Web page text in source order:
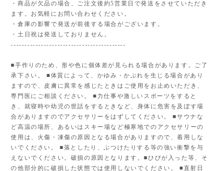
・商品が欠品の場合、ご注文後約5営業日で発送をさせていただき
ます。お気軽にお問い合わせください。
・倉庫の影響で発送が前後する場合がございます。
・土日祝は発送しておりません。
------------------------------------------
■手作りのため、形や色に個体差が見られる場合があります。ご了
承下さい。 ■体質によって、かゆみ・かぶれを生じる場合があり
ますので、皮膚に異常を感じたときはご使用をお止めいただき、
専門医にご相談ください。 ■力仕事や激しいスポーツをすると
き、就寝時や幼児の世話をするときなど、身体に危害を及ぼす場
合がありますのでアクセサリーをはずしてください。 ■サウナな
ど高温の場所、あるいはスキー場など極寒地でのアクセサリーの
使用は、火傷・凍傷の原因となる場合がありますので、着用しな
いでください。 ■落としたり、ぶつけたりする等の強い衝撃を与
えないでください。破損の原因となります。■ひびが入った等、そ
の他部分的に破損した状態では使用しないでください。 ■直射日